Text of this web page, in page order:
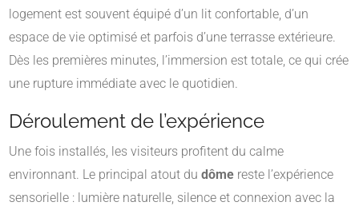
logement est souvent équipé d’un lit confortable, d’un
espace de vie optimisé et parfois d’une terrasse extérieure.
Dès les premières minutes, l’immersion est totale, ce qui crée
une rupture immédiate avec le quotidien.
Déroulement de l’expérience
Une fois installés, les visiteurs profitent du calme
environnant. Le principal atout du dôme reste l’expérience
sensorielle : lumière naturelle, silence et connexion avec la